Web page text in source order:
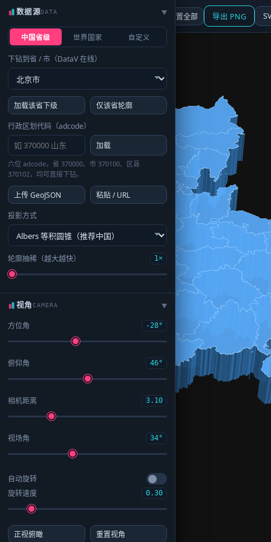
☰ 面板 地图 重置全部 导出 PNG
数据源DATA ▶
中国省级 世界国家 自定义
下钻到省 / 市（DataV 在线）
加载该省下级
仅该省轮廓
行政区划代码（adcode）
加载
六位 adcode，省 370000、市 370100、区县
370102，均可直接下钻。
上传 GeoJSON
粘贴 / URL
投影方式
轮廓抽稀（越大越快） 1×
视角CAMERA ▶
方位角 -28°
俯仰角 46°
相机距离 3.10
视场角 34°
自动旋转
旋转速度
0.30
正视俯瞰 重置视角